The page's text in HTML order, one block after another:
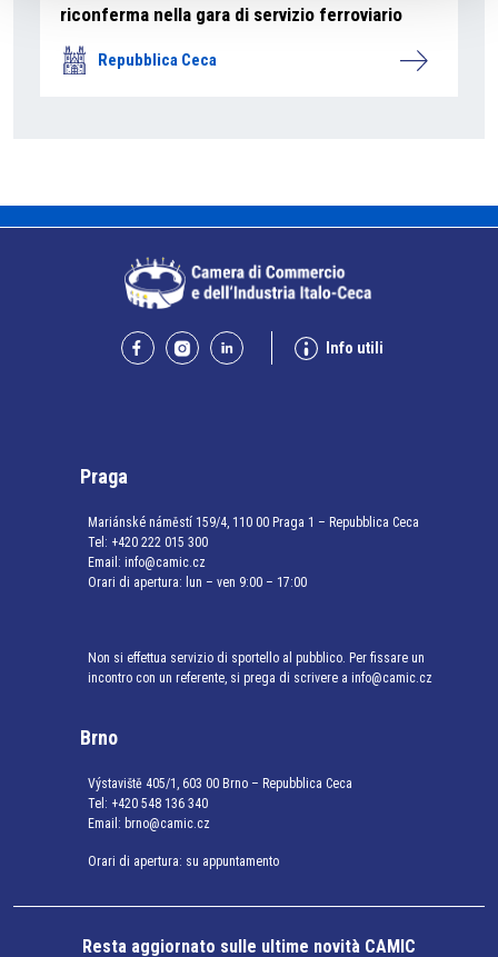
riconferma nella gara di servizio ferroviario
Repubblica Ceca
Info utili
Praga
Mariánské náměstí 159/4, 110 00 Praga 1 – Repubblica Ceca
Tel: +420 222 015 300
Email: info@camic.cz
Orari di apertura: lun – ven 9:00 – 17:00
Non si effettua servizio di sportello al pubblico. Per fissare un
incontro con un referente, si prega di scrivere a info@camic.cz
Brno
Výstaviště 405/1, 603 00 Brno – Repubblica Ceca
Tel: +420 548 136 340
Email: brno@camic.cz
Orari di apertura: su appuntamento
Resta aggiornato sulle ultime novità CAMIC